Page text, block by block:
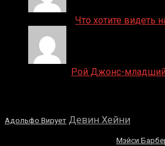
Что хотите видеть
Рой Джонс-
Адольфо Вирует Девин Хейни
Мэйси